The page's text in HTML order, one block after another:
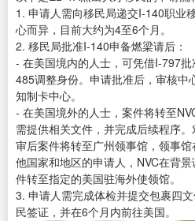
1. 申请人需向移民局递交I-140职业
心而异，目前大约为4至6个月。
2. 移民局批准I-140申备燃梁请后：
- 在美国境内的人士，可凭借I-797
485调整身份。申请批准后，审核中
知制卡中心。
- 在美国境外的人士，案件将转至
需提供相关文件，并完成后续程序
审后案件将转至广州领事馆，领事
他国家和地区的申请人，NVC在背
件转至指定的美国驻海外使领馆。
3. 申请人需完成体检并提交包裹四
民签证，并在6个月内前往美国。